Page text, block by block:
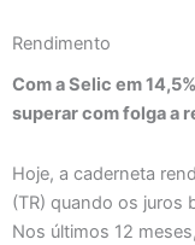
Rendimento
Com a Selic em
superar com folga a
Hoje, a caderneta
(TR) quando os juros
Nos últimos 12